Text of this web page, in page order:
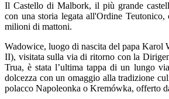
Il Castello di Malbork, il più grande
con una storia legata all'Ordine
milioni di mattoni.
Wadowice, luogo di nascita del papa Karol
II), visitata sulla via di ritorno con la
Trua, è stata l’ultima tappa di un lungo
dolcezza con un omaggio alla tradizione
polacco Napoleonka o Kremówka, offerto